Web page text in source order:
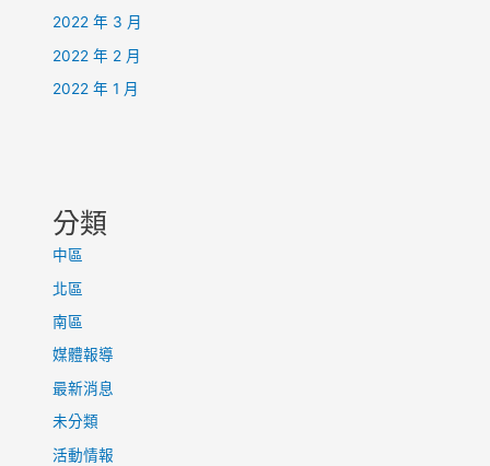
2022 年 3 月
2022 年 2 月
2022 年 1 月
分類
中區
北區
南區
媒體報導
最新消息
未分類
活動情報